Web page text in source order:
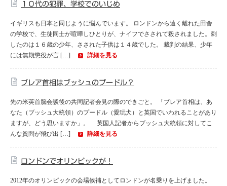
１０代の犯罪、学校でのいじめ
イギリスも日本と同じように悩んでいます。 ロンドンから遠く離れた田舎
の学校で、生徒同士が喧嘩しひとりが、ナイフでさされて殺されました。刺
したのは１６歳の少年、さされた子供は１４歳でした。 裁判の結果、少年
には無期懲役が言 […]
詳細を見る
ブレア首相はブッシュのプードル？
先の米英首脳会談後の共同記者会見の際のできごと。 「ブレア首相は、あ
なた（ブッシュ大統領）のプードル（愛玩犬）と英国でいわれることがあり
ますが、どう思いますか」。 英国人記者からブッシュ大統領に対してこ
んな質問が飛び出 […]
詳細を見る
ロンドンでオリンピックが！
2012年のオリンピックの会場候補としてロンドンが名乗りを上げました。